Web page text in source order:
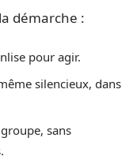
démarche :
pour agir.
silencieux, dans
sans